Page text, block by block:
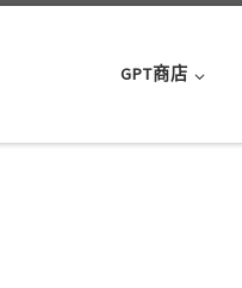
GPT商店